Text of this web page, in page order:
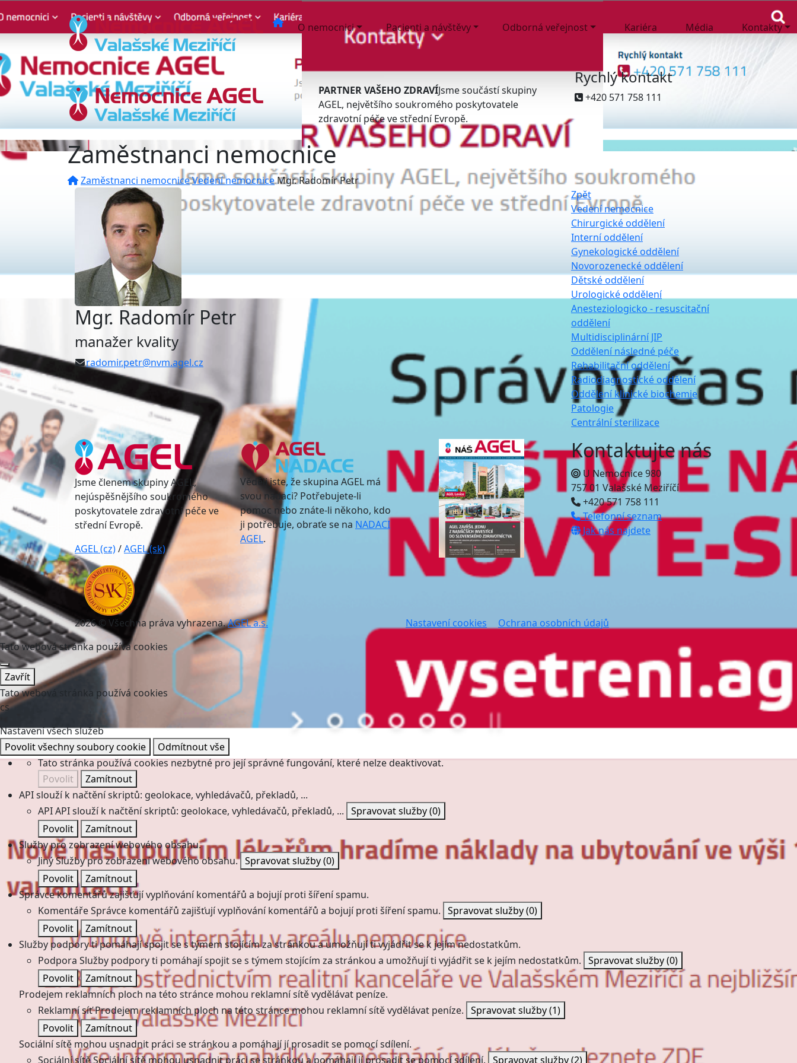
O nemocnici Pacienti a návštěvy Odborná veřejnost Kariéra Média Kontakty
PARTNER VAŠEHO ZDRAVÍJsme součástí skupiny
AGEL, největšího soukromého poskytovatele
zdravotní péče ve střední Evropě.
Rychlý kontakt
+420 571 758 111
Zaměstnanci nemocnice
Zaměstnanci nemocniceVedení nemocniceMgr. Radomír Petr
Mgr. Radomír Petr
manažer kvality
radomir.petr@nvm.agel.cz
Zpět
Vedení nemocnice
Chirurgické oddělení
Interní oddělení
Gynekologické oddělení
Novorozenecké oddělení
Dětské oddělení
Urologické oddělení
Anesteziologicko - resuscitační
oddělení
Multidisciplinární JIP
Oddělení následné péče
Rehabilitační oddělení
Radiodiagnostické oddělení
Oddělení klinické biochemie
Patologie
Centrální sterilizace
Jsme členem skupiny AGEL,
nejúspěšnějšího soukromého
poskytovatele zdravotní péče ve
střední Evropě.
AGEL (cz)/AGEL (sk)
Věděli jste, že skupina AGEL má
svou nadaci? Potřebujete-li
pomoc nebo znáte-li někoho, kdo
ji potřebuje, obraťe se na NADACI
AGEL.
Kontaktujte nás
U Nemocnice 980
757 01 Valašské Meziříčí
+420 571 758 111
Telefonní seznam
Jak nás najdete
2026 © Všechna práva vyhrazena.AGEL a.s. Nastavení cookies
Ochrana osobních údajů
Tato webová stránka používá cookies
Zavřít
Tato webová stránka používá cookies
cs
Nastavení všech služeb
Povolit všechny soubory cookie
Odmítnout vše
Tato stránka používá cookies nezbytné pro její správné fungování, které nelze deaktivovat.
Povolit
Zamítnout
API slouží k načtění skriptů: geolokace, vyhledávačů, překladů, ...
APIAPI slouží k načtění skriptů: geolokace, vyhledávačů, překladů, ... Spravovat služby(0)
Povolit
Zamítnout
Služby pro zobrazení webového obsahu.
JinýSlužby pro zobrazení webového obsahu. Spravovat služby(0)
Povolit
Zamítnout
Správce komentářů zajišťují vyplňování komentářů a bojují proti šíření spamu.
KomentářeSprávce komentářů zajišťují vyplňování komentářů a bojují proti šíření spamu. Spravovat služby(0)
Povolit
Zamítnout
Služby podpory ti pomáhají spojit se s týmem stojícím za stránkou a umožňují ti vyjádřit se k jejím nedostatkům.
Podpora Služby podpory ti pomáhají spojit se s týmem stojícím za stránkou a umožňují ti vyjádřit se k jejím nedostatkům. Spravovat služby(0)
Povolit
Zamítnout
Prodejem reklamních ploch na této stránce mohou reklamní sítě vydělávat peníze.
Reklamní síťProdejem reklamních ploch na této stránce mohou reklamní sítě vydělávat peníze. Spravovat služby(1)
Povolit
Zamítnout
Sociální sítě mohou usnadnit práci se stránkou a pomáhají jí prosadit se pomocí sdílení.
Sociální sítěSociální sítě mohou usnadnit práci se stránkou a pomáhají jí prosadit se pomocí sdílení. Spravovat služby(2)